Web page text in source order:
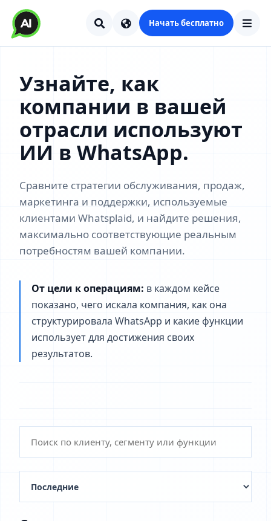
Начать бесплатно
Узнайте, как
компании в вашей
отрасли используют
ИИ в WhatsApp.
Сравните стратегии обслуживания, продаж,
маркетинга и поддержки, используемые
клиентами Whatsplaid, и найдите решения,
максимально соответствующие реальным
потребностям вашей компании.
От цели к операциям: в каждом кейсе
показано, чего искала компания, как она
структурировала WhatsApp и какие функции
использует для достижения своих
результатов.